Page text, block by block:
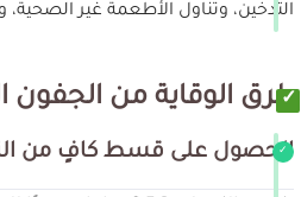
التدخين، وتناول الأطعمة غير
طرق الوقاية من الجفون
الحصول على قسط كافٍ من